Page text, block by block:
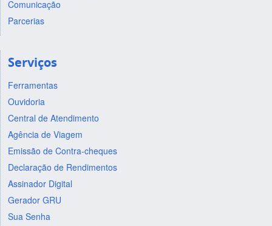
Comunicação
Parcerias
Serviços
Ferramentas
Ouvidoria
Central de Atendimento
Agência de Viagem
Emissão de Contra-cheques
Declaração de Rendimentos
Assinador Digital
Gerador GRU
Sua Senha